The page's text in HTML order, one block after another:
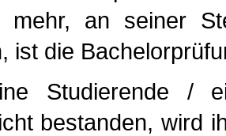
mehr, an seiner
ist die
Studierende /
bestanden, wird